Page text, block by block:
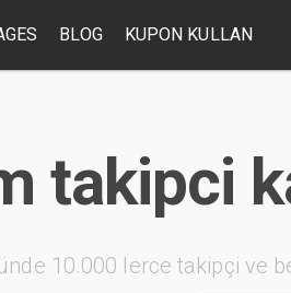
BLOG KUPON KULLAN
takipci
10.000 lerce takipçi ve